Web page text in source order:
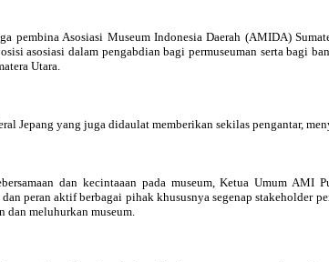
pembina Asosiasi Museum Indonesia Daerah (AMIDA)
asosiasi dalam pengabdian bagi permuseuman serta bagi
Utara.
Jepang yang juga didaulat memberikan sekilas pengantar,
dan kecintaaan pada museum, Ketua Umum
peran aktif berbagai pihak khususnya segenap stakeholder
dan meluhurkan museum.